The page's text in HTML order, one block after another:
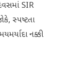
SIR
સ્પષ્ટતા
નક્કી